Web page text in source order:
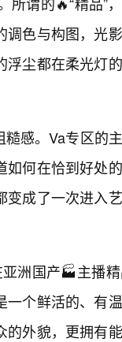
调色与构图，光
浮尘都在柔光灯
感。Va专区的
如何在恰到好处
变成了一次进入
洲国产🏭主播
一个鲜活的、有
的外貌，更拥有